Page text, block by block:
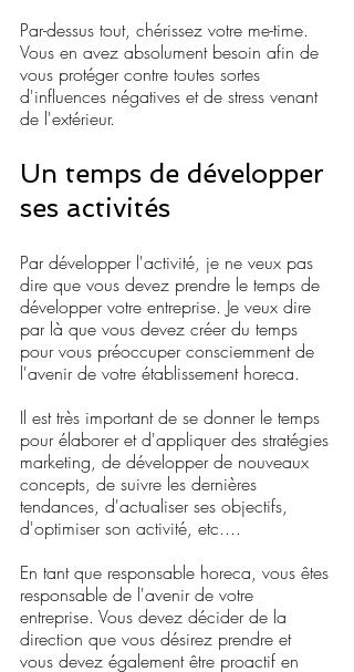
Par-dessus tout, chérissez votre me-time.
Vous en avez absolument besoin afin de
vous protéger contre toutes sortes
d'influences négatives et de stress venant
de l'extérieur.
Un temps de développer
ses activités
Par développer l'activité, je ne veux pas
dire que vous devez prendre le temps de
développer votre entreprise. Je veux dire
par là que vous devez créer du temps
pour vous préoccuper consciemment de
l'avenir de votre établissement horeca.
Il est très important de se donner le temps
pour élaborer et d'appliquer des stratégies
marketing, de développer de nouveaux
concepts, de suivre les dernières
tendances, d'actualiser ses objectifs,
d'optimiser son activité, etc....
En tant que responsable horeca, vous êtes
responsable de l'avenir de votre
entreprise. Vous devez décider de la
direction que vous désirez prendre et
vous devez également être proactif en